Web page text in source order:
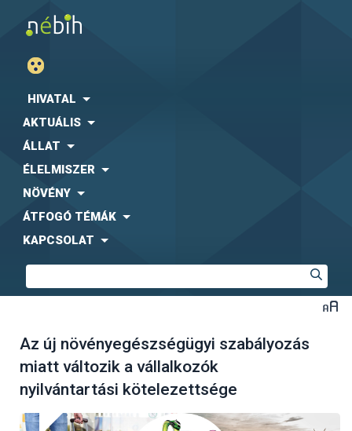
HIVATAL
AKTUÁLIS
ÁLLAT
ÉLELMISZER
NÖVÉNY
ÁTFOGÓ TÉMÁK
KAPCSOLAT
Az új növényegészségügyi szabályozás
miatt változik a vállalkozók
nyilvántartási kötelezettsége